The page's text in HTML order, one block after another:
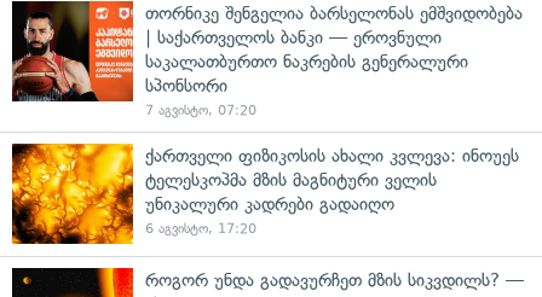
თორნიკე შენგელია ბარსელონას ემშვიდობება
| საქართველოს ბანკი — ეროვნული
საკალათბურთო ნაკრების გენერალური
სპონსორი
7 აგვისტო, 07:20
ქართველი ფიზიკოსის ახალი კვლევა: ინოუეს
ტელესკოპმა მზის მაგნიტური ველის
უნიკალური კადრები გადაიღო
6 აგვისტო, 17:20
როგორ უნდა გადავურჩეთ მზის სიკვდილს? —